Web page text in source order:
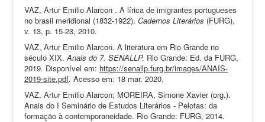
VAZ, Artur Emilio Alarcon . A lírica de imigrantes portugueses
no brasil meridional (1832-1922). Cadernos Literários (FURG),
v. 13, p. 15-23, 2010.
VAZ, Artur Emilio Alarcon. A literatura em Rio Grande no
século XIX. Anais do 7. SENALLP. Rio Grande: Ed. da FURG,
2019. Disponível em: https://senallp.furg.br/images/ANAIS-
2019-site.pdf. Acesso em: 18 mar. 2020.
VAZ, Artur Emilio Alarcon; MOREIRA, Simone Xavier (org.).
Anais do I Seminário de Estudos Literários - Pelotas: da
formação à contemporaneidade. Rio Grande: FURG, 2014.